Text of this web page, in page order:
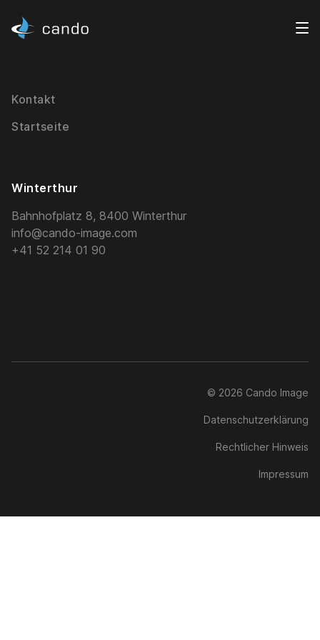
Kontakt
Startseite
Winterthur
Bahnhofplatz 8, 8400 Winterthur
info@cando-image.com
+41 52 214 01 90
© 2026 Cando Image
Datenschutzerklärung
Rechtlicher Hinweis
Impressum